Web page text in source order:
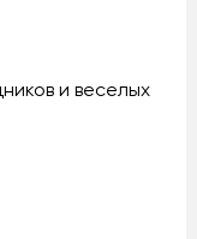
и веселых